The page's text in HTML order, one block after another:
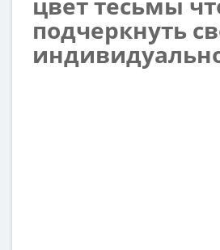
подчеркнуть